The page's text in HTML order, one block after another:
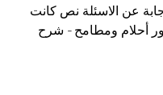
عن الاسئلة نص كانت
5 الخامس محور أحلام ومطامح - شرح